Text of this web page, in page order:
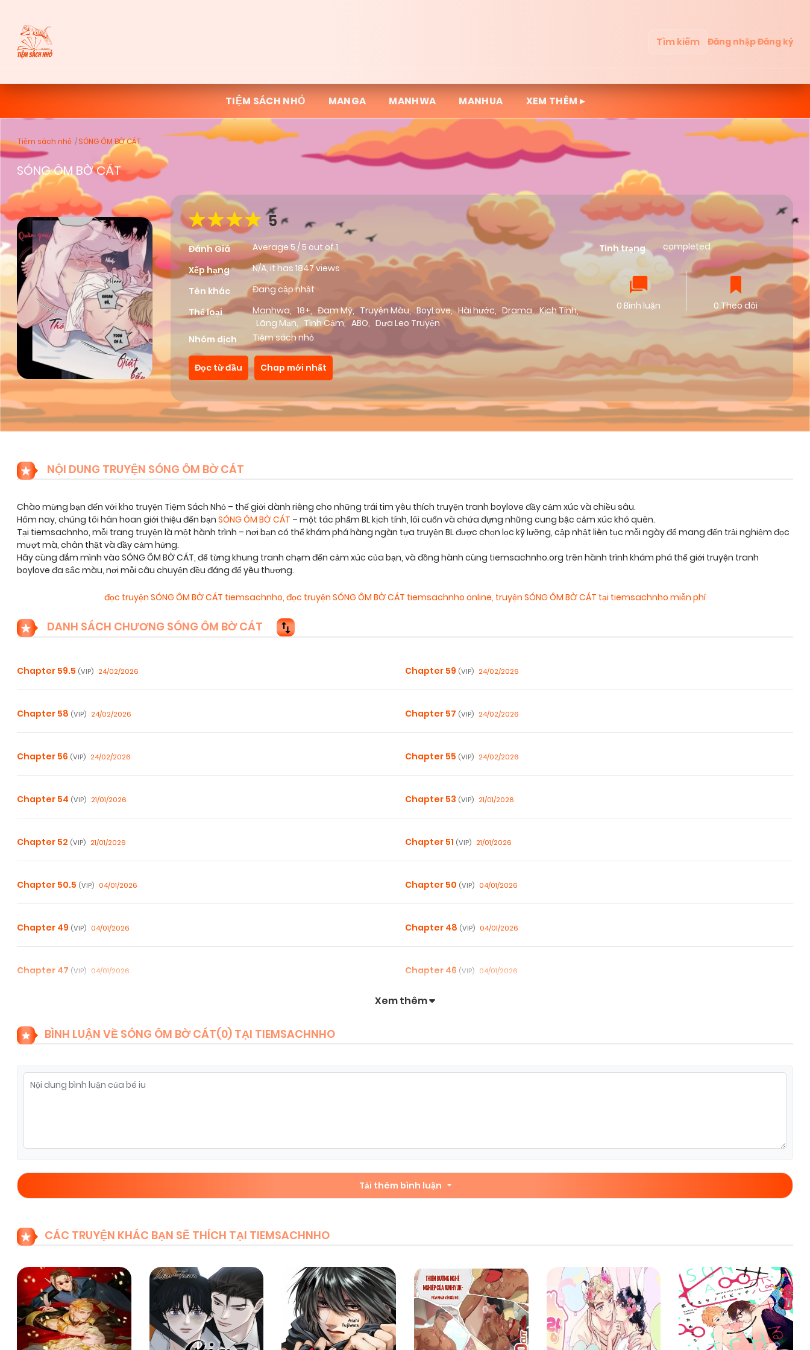
Tìm kiếm Đăng nhậpĐăng ký
TIỆM SÁCH NHỎ MANGA MANHWA MANHUA XEM THÊM ▸
Tiệm sách nhỏ SÓNG ÔM BỜ CÁT
SÓNG ÔM BỜ CÁT
5
Đánh Giá Average5 /5 out of1
Xếp hạng
N/A, it has 1847 views
Tên khác
Đang cập nhật
Thể loại
Manhwa, 18+, Đam Mỹ, Truyện Màu, BoyLove, Hài hước, Drama, Kịch Tính,
Lãng Mạn, Tình Cảm, ABO, Dưa Leo Truyện
Nhóm dịch
Tiệm sách nhỏ
Tình trạng completed
0 Bình luận 0 Theo dõi
Đọc từ đầu Chap mới nhất
NỘI DUNG TRUYỆN SÓNG ÔM BỜ CÁT
Chào mừng bạn đến với kho truyện Tiệm Sách Nhỏ – thế giới dành riêng cho những trái tim yêu thích truyện tranh boylove đầy cảm xúc và chiều sâu.
Hôm nay, chúng tôi hân hoan giới thiệu đến bạn SÓNG ÔM BỜ CÁT – một tác phẩm BL kịch tính, lôi cuốn và chứa đựng những cung bậc cảm xúc khó quên.
Tại tiemsachnho, mỗi trang truyện là một hành trình – nơi bạn có thể khám phá hàng ngàn tựa truyện BL được chọn lọc kỹ lưỡng, cập nhật liên tục mỗi ngày để mang đến trải nghiệm đọc
mượt mà, chân thật và đầy cảm hứng.
Hãy cùng đắm mình vào SÓNG ÔM BỜ CÁT, để từng khung tranh chạm đến cảm xúc của bạn, và đồng hành cùng tiemsachnho.org trên hành trình khám phá thế giới truyện tranh
boylove đa sắc màu, nơi mỗi câu chuyện đều đáng để yêu thương.
đọc truyện SÓNG ÔM BỜ CÁT tiemsachnho, đọc truyện SÓNG ÔM BỜ CÁT tiemsachnho online, truyện SÓNG ÔM BỜ CÁT tại tiemsachnho miễn phí
DANH SÁCH CHƯƠNG SÓNG ÔM BỜ CÁT
Chapter 59.5 (VIP) 24/02/2026 Chapter 59 (VIP) 24/02/2026
Chapter 58 (VIP) 24/02/2026 Chapter 57 (VIP) 24/02/2026
Chapter 56 (VIP) 24/02/2026 Chapter 55 (VIP) 24/02/2026
Chapter 54 (VIP) 21/01/2026 Chapter 53 (VIP) 21/01/2026
Chapter 52 (VIP) 21/01/2026 Chapter 51 (VIP) 21/01/2026
Chapter 50.5 (VIP) 04/01/2026 Chapter 50 (VIP) 04/01/2026
Chapter 49 (VIP) 04/01/2026 Chapter 48 (VIP) 04/01/2026
Chapter 47 (VIP) 04/01/2026 Chapter 46 (VIP) 04/01/2026
Chapter 37 Chapter 36
Chapter 35 04/01/2026
Chapter 33(VIP) 04/01/2026 Chapter 32.1 (VIP) 04/01/2026
Chapter 32(VIP) 04/01/2026 Chapter 31(VIP) 04/01/2026
Xem thêm
BÌNH LUẬN VỀ SÓNG ÔM BỜ CÁT(0) TẠI TIEMSACHNHO
Tải thêm bình luận
CÁC TRUYỆN KHÁC BẠN SẼ THÍCH TẠI TIEMSACHNHO